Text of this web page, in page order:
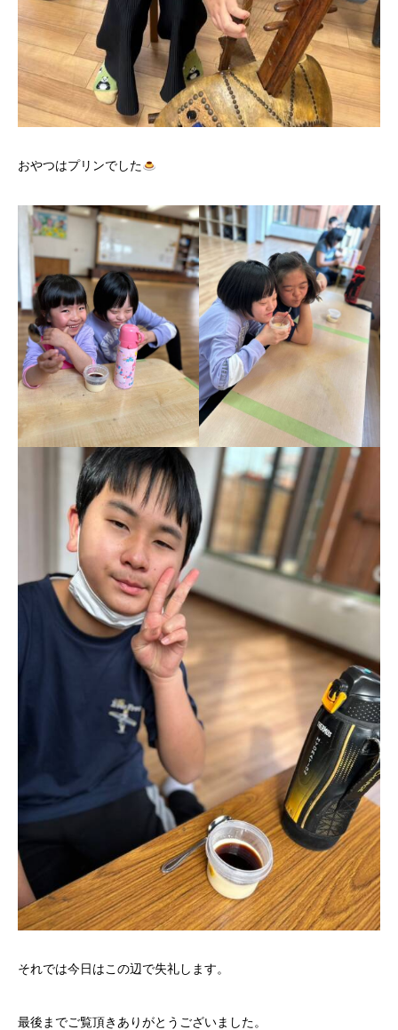
おやつはプリンでした
それでは今日はこの辺で失礼します。
最後までご覧頂きありがとうございました。